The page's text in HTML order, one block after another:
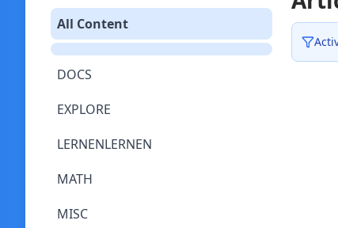
All Content
DOCS
EXPLORE
LERNENLERNEN
MATH
MISC